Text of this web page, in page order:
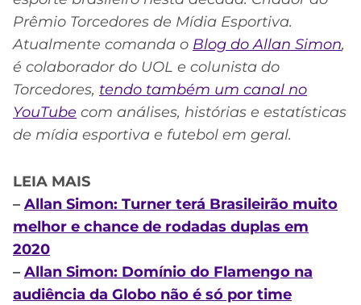
Prêmio Torcedores de Mídia Esportiva.
Atualmente comanda o Blog do Allan Simon,
é colaborador do UOL e colunista do
Torcedores, tendo também um canal no
YouTube com análises, histórias e estatísticas
de mídia esportiva e futebol em geral.
LEIA MAIS
– Allan Simon: Turner terá Brasileirão muito
melhor e chance de rodadas duplas em
2020
– Allan Simon: Domínio do Flamengo na
audiência da Globo não é só por time